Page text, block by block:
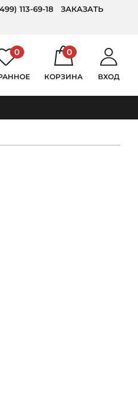
113-69-18
ЗАКАЗАТЬ
0 0
КОРЗИНА ВХОД